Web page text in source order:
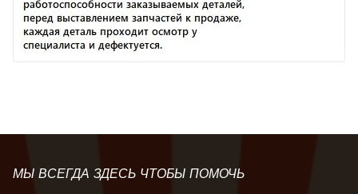
МЫ ВСЕГДА ЗДЕСЬ ЧТОБЫ ПОМОЧЬ